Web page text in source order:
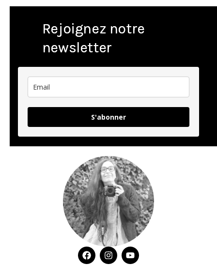
Rejoignez notre
newsletter
S'abonner